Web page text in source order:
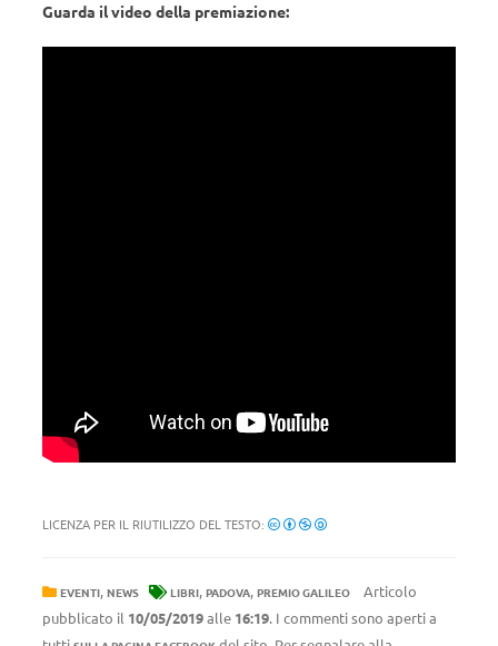
Guarda il video della premiazione:
LICENZA PER IL RIUTILIZZO DEL TESTO:
EVENTI, NEWS LIBRI, PADOVA, PREMIO GALILEO
Articolo
pubblicato il 10/05/2019alle 16:19. I commenti sono aperti a